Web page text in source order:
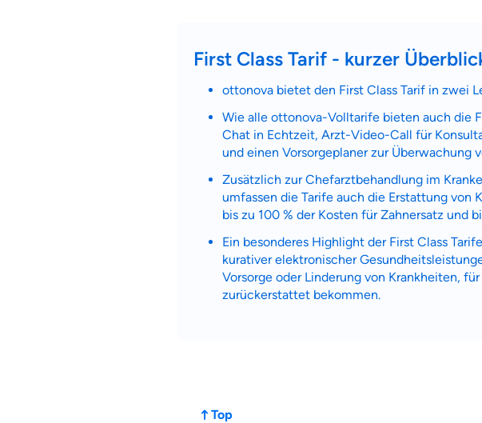
First Class Tarif - kurzer
ottonova bietet den First Class Tarif in zwei
Wie alle ottonova-Volltarife bieten auch die
Chat in Echtzeit, Arzt-Video-Call für
und einen Vorsorgeplaner zur Überwachung
Zusätzlich zur Chefarztbehandlung im
umfassen die Tarife auch die Erstattung von
bis zu 100 % der Kosten für Zahnersatz und
Ein besonderes Highlight der First Class
kurativer elektronischer
Vorsorge oder Linderung von Krankheiten,
zurückerstattet bekommen.
Top